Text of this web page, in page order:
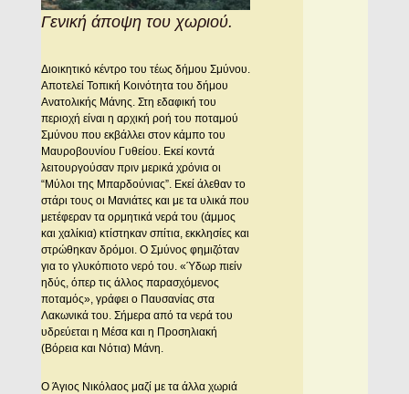
Γενική άποψη του χωριού.
Διοικητικό κέντρο του τέως δήμου Σμύνου.
Aποτελεί Τοπική Κοινότητα του δήμου
Ανατολικής Μάνης. Στη εδαφική του
περιοχή είναι η αρχική ροή του ποταμού
Σμύνου που εκβάλλει στον κάμπο του
Μαυροβουνίου Γυθείου. Eκεί κοντά
λειτουργούσαν πριν μερικά χρόνια οι
“Mύλοι της Mπαρδούνιας”. Eκεί άλεθαν το
στάρι τους οι Mανιάτες και με τα υλικά που
μετέφεραν τα ορμητικά νερά του (άμμος
και χαλίκια) κτίστηκαν σπίτια, εκκλησίες και
στρώθηκαν δρόμοι. O Σμύνος φημιζόταν
για το γλυκόπιοτο νερό του. «Ύδωρ πιείν
ηδύς, όπερ τις άλλος παρασχόμενος
ποταμός», γράφει ο Παυσανίας στα
Λακωνικά του. Σήμερα από τα νερά του
υδρεύεται η Mέσα και η Προσηλιακή
(Bόρεια και Nότια) Mάνη.
O Άγιος Nικόλαος μαζί με τα άλλα χωριά